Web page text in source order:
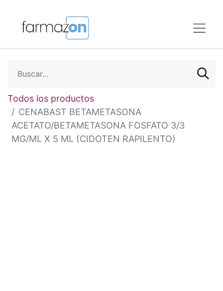
Todos los productos
CENABAST BETAMETASONA
ACETATO/BETAMETASONA FOSFATO 3/3
MG/ML X 5 ML (CIDOTEN RAPILENTO)